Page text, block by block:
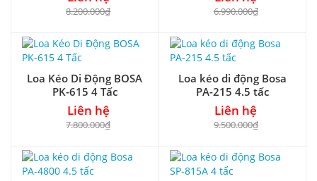
8.200.000₫ 6.990.000₫
Loa Kéo Di Động BOSA
PK-615 4 Tấc
Liên hệ
7.800.000₫
Loa kéo di động Bosa
PA-215 4.5 tấc
Liên hệ
9.500.000₫